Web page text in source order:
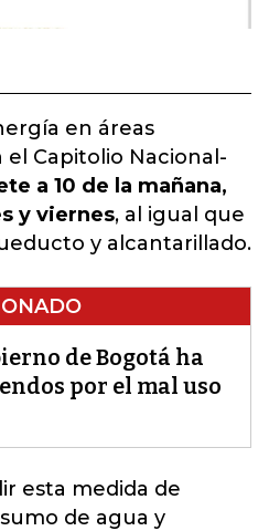
en áreas
Capitolio Nacional-
a 10 de la mañana,
y viernes, al igual que
y alcantarillado.
de Bogotá ha
por el mal uso
esta medida de
de agua y